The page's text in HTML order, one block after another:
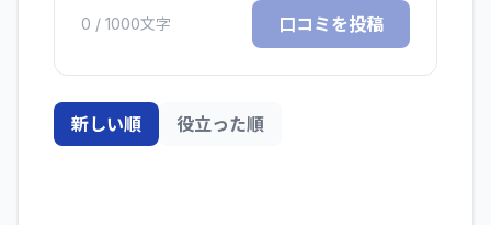
0 / 1000文字 口コミを投稿
新しい順 役立った順